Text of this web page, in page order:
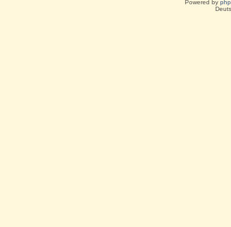
Powered by